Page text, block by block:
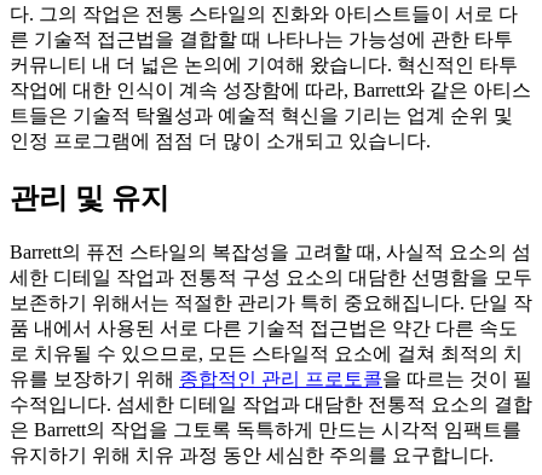
다. 그의 작업은 전통 스타일의 진화와 아티스트들이 서로 다
른 기술적 접근법을 결합할 때 나타나는 가능성에 관한 타투
커뮤니티 내 더 넓은 논의에 기여해 왔습니다. 혁신적인 타투
작업에 대한 인식이 계속 성장함에 따라, Barrett와 같은 아티스
트들은 기술적 탁월성과 예술적 혁신을 기리는 업계 순위 및
인정 프로그램에 점점 더 많이 소개되고 있습니다.
관리 및 유지
Barrett의 퓨전 스타일의 복잡성을 고려할 때, 사실적 요소의 섬
세한 디테일 작업과 전통적 구성 요소의 대담한 선명함을 모두
보존하기 위해서는 적절한 관리가 특히 중요해집니다. 단일 작
품 내에서 사용된 서로 다른 기술적 접근법은 약간 다른 속도
로 치유될 수 있으므로, 모든 스타일적 요소에 걸쳐 최적의 치
유를 보장하기 위해 종합적인 관리 프로토콜을 따르는 것이 필
수적입니다. 섬세한 디테일 작업과 대담한 전통적 요소의 결합
은 Barrett의 작업을 그토록 독특하게 만드는 시각적 임팩트를
유지하기 위해 치유 과정 동안 세심한 주의를 요구합니다.